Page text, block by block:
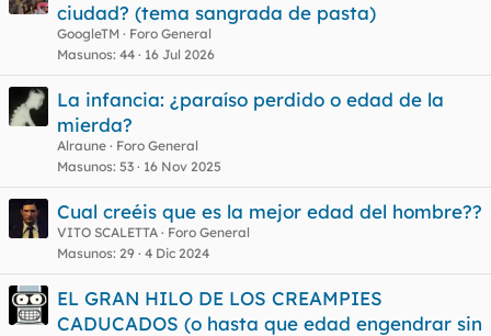
ciudad? (tema sangrada de pasta)
GoogleTM
Foro General
Masunos 44 16 Jul 2026
La infancia: ¿paraíso perdido o edad de la
mierda?
Alraune
Foro General
Masunos 53 16 Nov 2025
Cual creéis que es la mejor edad del hombre??
VITO SCALETTA
Foro General
Masunos 29 4 Dic 2024
EL GRAN HILO DE LOS CREAMPIES
CADUCADOS (o hasta que edad engendrar sin